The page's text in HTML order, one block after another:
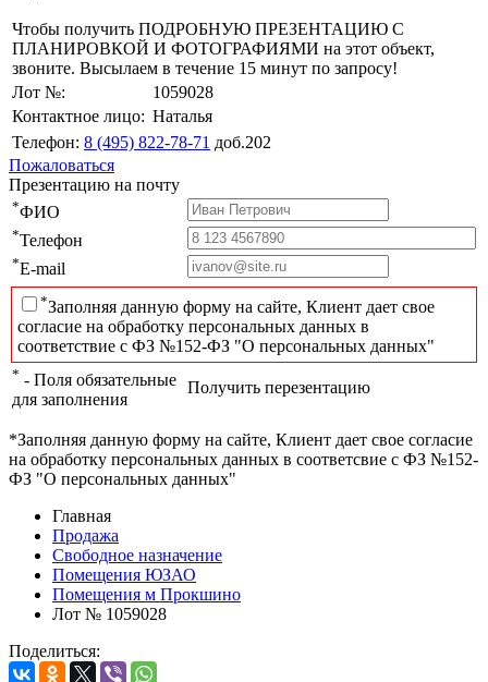
Чтобы получить ПОДРОБНУЮ ПРЕЗЕНТАЦИЮ С
ПЛАНИРОВКОЙ И ФОТОГРАФИЯМИ на этот объект,
звоните. Высылаем в течение 15 минут по запросу!
Лот №:
1059028
Контактное лицо: Наталья
Телефон: 8 (495) 822-78-71 доб.202
Пожаловаться
Презентацию на почту
*ФИО
*Телефон
*E-mail
*Заполняя данную форму на сайте, Клиент дает свое
согласие на обработку персональных данных в
соответствие с ФЗ №152-ФЗ "О персональных данных"
* - Поля обязательные
для заполнения
Получить перезентацию
*Заполняя данную форму на сайте, Клиент дает свое согласие
на обработку персональных данных в соответсвие с ФЗ №152-
ФЗ "О персональных данных"
Главная
Продажа
Свободное назначение
Помещения ЮЗАО
Помещения м Прокшино
Лот № 1059028
Поделиться: